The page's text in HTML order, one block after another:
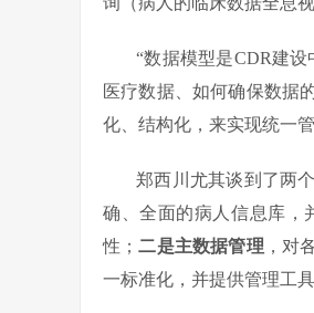
“数据模型是CDR建
医疗数据、如何确保数据
化、结构化，来实现统一
郑西川尤其谈到了两
确、全面的病人信息库，
性；二是主数据管理 ，对
一标准化，并提供管理工具